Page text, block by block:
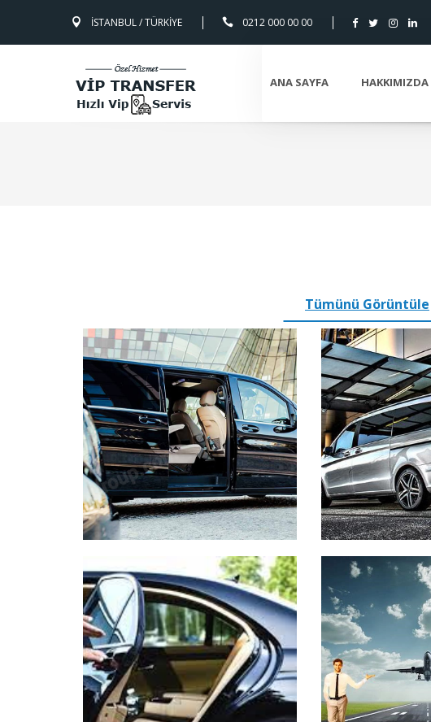
İSTANBUL / TÜRKİYE 0212 000 00 00
ANA SAYFA HAKKIMIZDA
Tümünü Görüntüle